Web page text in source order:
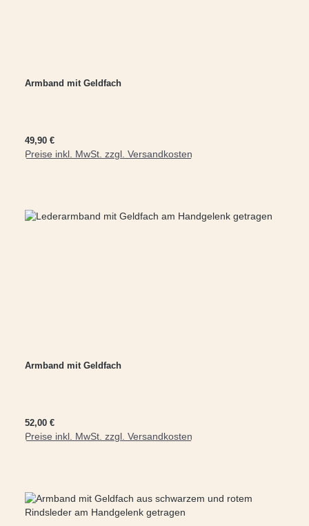
Armband mit Geldfach
Regulärer Preis:
49,90 €
Preise inkl. MwSt. zzgl. Versandkosten
Armband mit Geldfach
Regulärer Preis:
52,00 €
Preise inkl. MwSt. zzgl. Versandkosten